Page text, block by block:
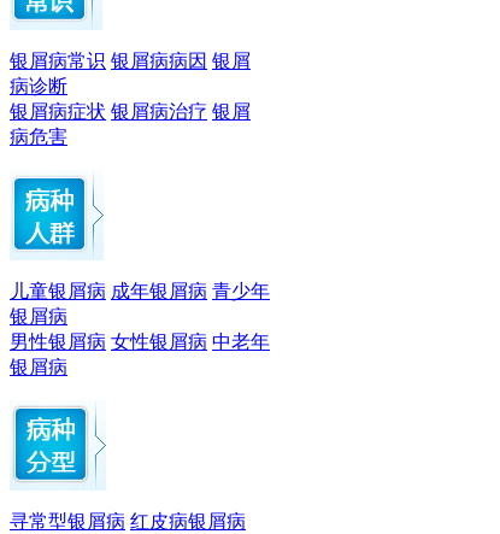
银屑病常识 银屑病病因 银屑
病诊断
银屑病症状 银屑病治疗 银屑
病危害
儿童银屑病 成年银屑病 青少年
银屑病
男性银屑病 女性银屑病 中老年
银屑病
寻常型银屑病 红皮病银屑病